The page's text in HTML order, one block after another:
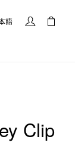
語
Clip